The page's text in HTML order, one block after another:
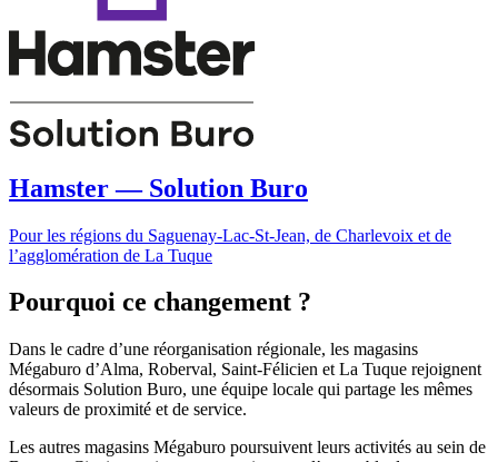
Hamster — Solution Buro
Pour les régions du Saguenay-Lac-St-Jean, de Charlevoix et de
l’agglomération de La Tuque
Pourquoi ce changement ?
Dans le cadre d’une réorganisation régionale, les magasins
Mégaburo d’Alma, Roberval, Saint-Félicien et La Tuque rejoignent
désormais Solution Buro, une équipe locale qui partage les mêmes
valeurs de proximité et de service.
Les autres magasins Mégaburo poursuivent leurs activités au sein de